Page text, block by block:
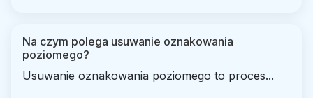
Na czym polega usuwanie oznakowania
poziomego?
Usuwanie oznakowania poziomego to proces...